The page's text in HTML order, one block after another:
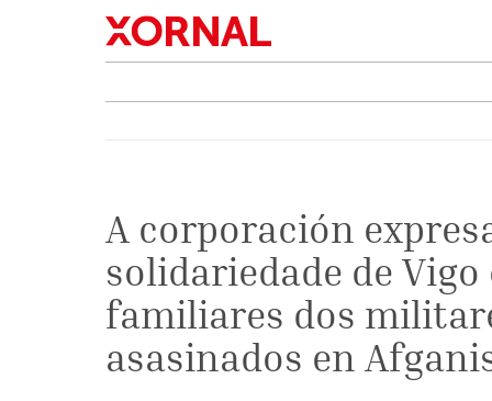
A corporación
solidariedade de Vigo
familiares dos
asasinados en